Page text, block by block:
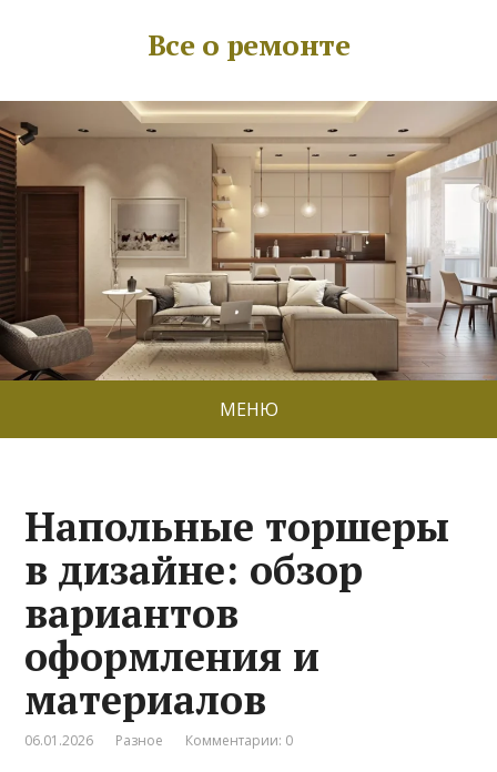
Все о ремонте
МЕНЮ
Напольные торшеры
в дизайне: обзор
вариантов
оформления и
материалов
06.01.2026 Разное Комментарии: 0